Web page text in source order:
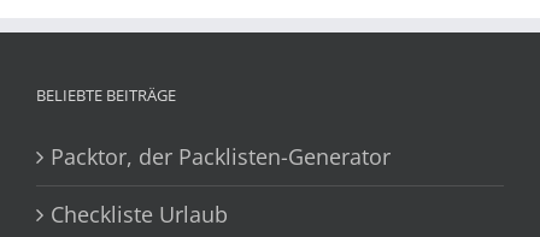
BELIEBTE BEITRÄGE
Packtor, der Packlisten-Generator
Checkliste Urlaub